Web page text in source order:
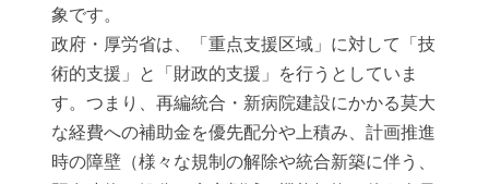
象です。
政府・厚労省は、「重点支援区域」に対して「技
術的支援」と「財政的支援」を行うとしていま
す。つまり、再編統合・新病院建設にかかる莫大
な経費への補助金を優先配分や上積み、計画推進
時の障壁（様々な規制の解除や統合新築に伴う、